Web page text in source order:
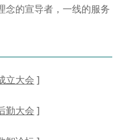
念的宣导者，一线的服务
立大会 ]
勤大会 ]